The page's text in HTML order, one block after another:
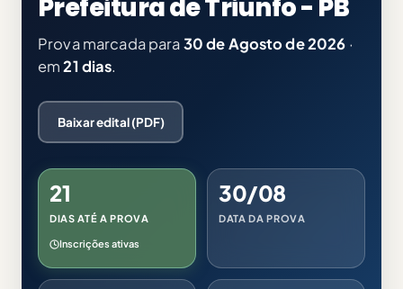
Prefeitura de Triunfo - PB
Prova marcada para30 de Agosto de 2026 ·
em21 dias.
Baixar edital (PDF)
21
DIAS ATÉ A PROVA
Inscrições ativas
30/08
DATA DA PROVA